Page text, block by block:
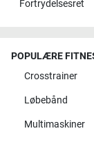
Fortrydelsesret
POPULÆRE
Crosstrainer
Løbebånd
Multimaskiner